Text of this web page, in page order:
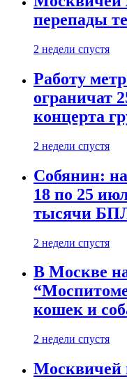
перепады
2 недели спустя
Работу
ограничат
концерта
2 недели спустя
Собянин:
18 по 25
тысячи
2 недели спустя
В Москве
кошек и
2 недели спустя
Москвичей